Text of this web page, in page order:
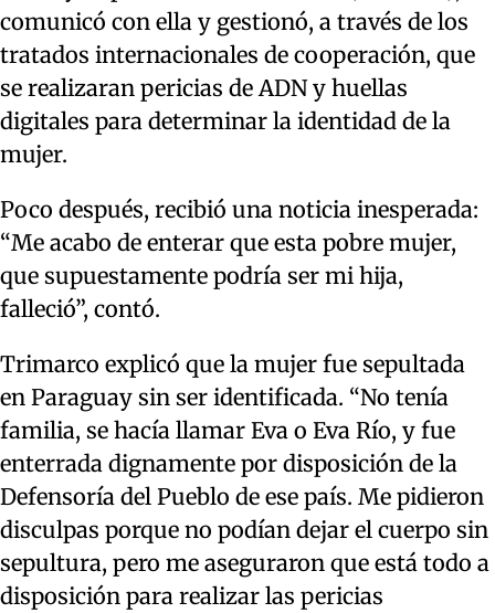
comunicó con ella y gestionó, a través de los
tratados internacionales de cooperación, que
se realizaran pericias de ADN y huellas
digitales para determinar la identidad de la
mujer.
Poco después, recibió una noticia inesperada:
“Me acabo de enterar que esta pobre mujer,
que supuestamente podría ser mi hija,
falleció”, contó.
Trimarco explicó que la mujer fue sepultada
en Paraguay sin ser identificada. “No tenía
familia, se hacía llamar Eva o Eva Río, y fue
enterrada dignamente por disposición de la
Defensoría del Pueblo de ese país. Me pidieron
disculpas porque no podían dejar el cuerpo sin
sepultura, pero me aseguraron que está todo a
disposición para realizar las pericias